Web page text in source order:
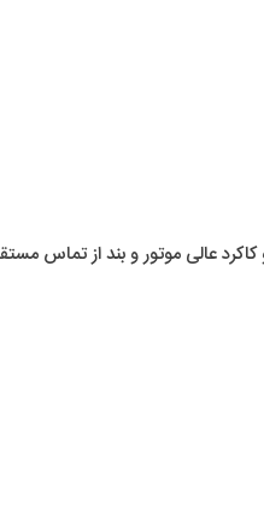
کاکرد عالی موتور و بند از تماس